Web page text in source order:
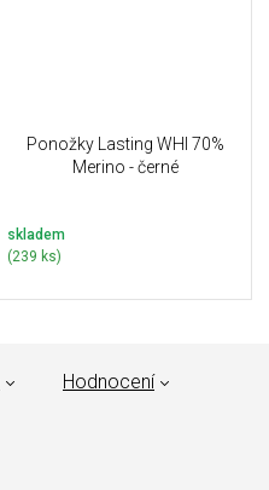
Ponožky Lasting WHI 70%
Merino - černé
skladem
(239 ks)
Hodnocení